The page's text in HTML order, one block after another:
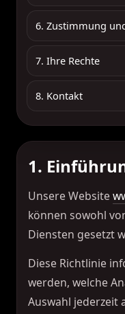
6. Zustimmung
7. Ihre Rechte
8. Kontakt
1.
Unsere Website
können sowohl
Diensten gesetzt
Diese Richtlinie
werden, welche
Auswahl jederzeit